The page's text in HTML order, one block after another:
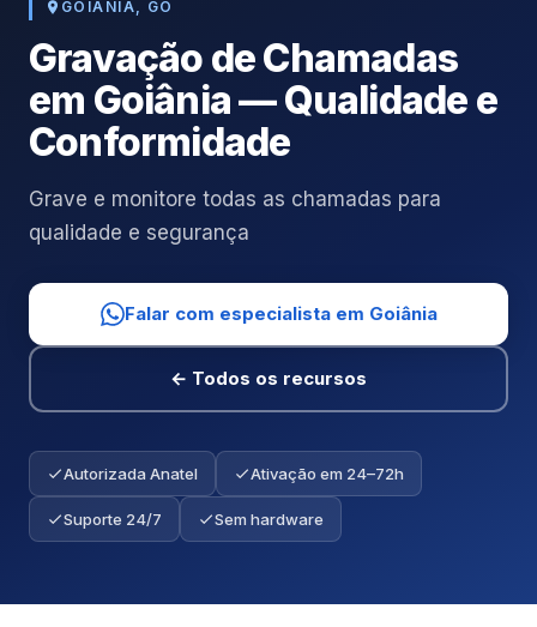
GOIÂNIA, GO
Gravação de Chamadas
em Goiânia — Qualidade e
Conformidade
Grave e monitore todas as chamadas para
qualidade e segurança
Falar com especialista em Goiânia
← Todos os recursos
Autorizada Anatel Ativação em 24–72h
Suporte 24/7 Sem hardware